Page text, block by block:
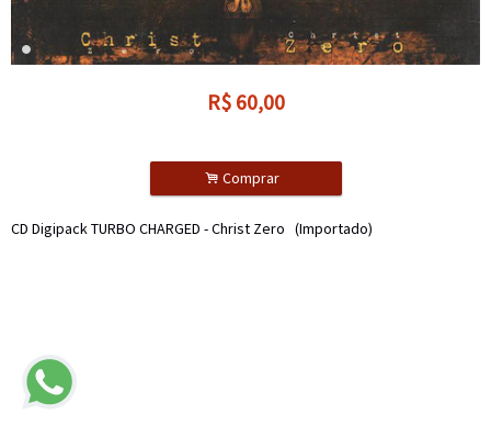
R$ 60,00
. Comprar
CD Digipack TURBO CHARGED - Christ Zero (Importado)